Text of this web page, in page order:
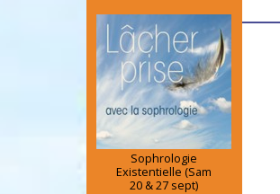
Sophrologie
Existentielle (Sam
20 & 27 sept)